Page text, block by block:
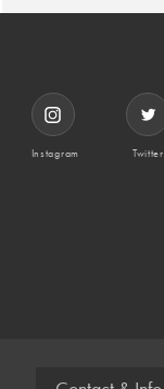
Instagram Twitter